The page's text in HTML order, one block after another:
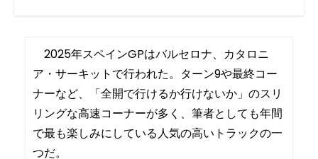
2025年スペインGPはバルセロナ、カタロニ
ア・サーキットで行われた。ターン9や最終コー
ナーなど、「全開で行けるか行けないか」のスリ
リングな高速コーナーが多く、筆者としても年間
で最も楽しみにしている人気の高いトラックの一
つだ。